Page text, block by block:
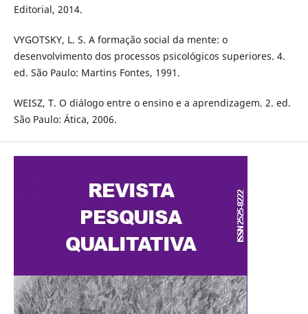
Editorial, 2014.
VYGOTSKY, L. S. A formação social da mente: o
desenvolvimento dos processos psicológicos superiores. 4.
ed. São Paulo: Martins Fontes, 1991.
WEISZ, T. O diálogo entre o ensino e a aprendizagem. 2. ed.
São Paulo: Ática, 2006.